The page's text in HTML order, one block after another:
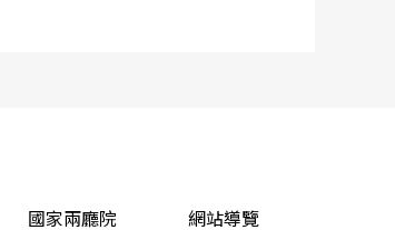
國家兩廳院 網站導覽